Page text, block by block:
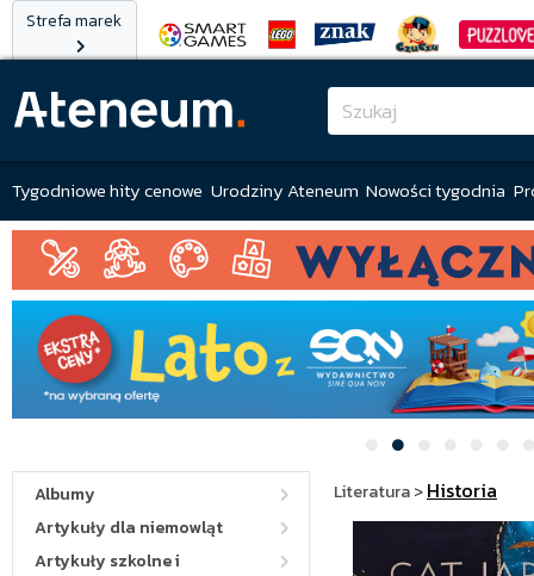
Strefa marek
Tygodniowe hity cenowe Urodziny Ateneum Nowości tygodnia
Albumy
Artykuły dla niemowląt
Artykuły szkolne i
Literatura>Historia